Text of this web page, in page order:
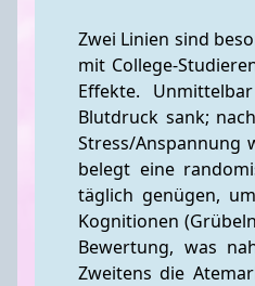
Zwei Linien sind
mit College-
Effekte.
Blutdruck sank;
Stress/Anspannung
belegt eine
täglich genügen,
Kognitionen
Bewertung, was
Zweitens die